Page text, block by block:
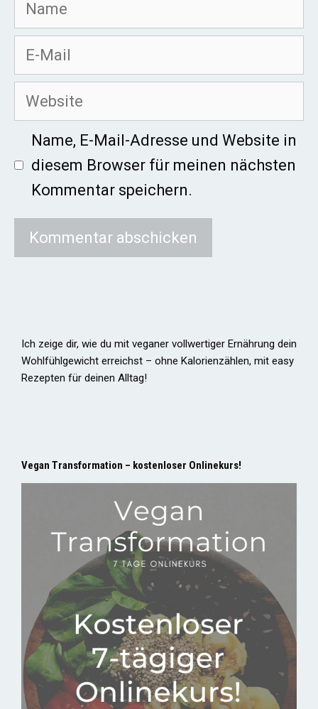
E-
Mail
Website
Name, E-Mail-Adresse und Website in
diesem Browser für meinen nächsten
Kommentar speichern.
Ich zeige dir, wie du mit veganer vollwertiger Ernährung dein
Wohlfühlgewicht erreichst – ohne Kalorienzählen, mit easy
Rezepten für deinen Alltag!
Vegan Transformation – kostenloser Onlinekurs!